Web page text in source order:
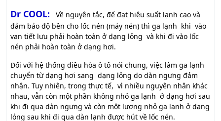
Dr COOL: Về nguyên tắc, để đạt hiệu suất lạnh cao và
đảm bảo độ bền cho lốc nén (máy nén) thì ga lạnh khi vào
van tiết lưu phải hoàn toàn ở dạng lỏng và khi đi vào lốc
nén phải hoàn toàn ở dạng hơi.
Đối với hệ thống điều hòa ô tô nói chung, việc làm ga lạnh
chuyển từ dạng hơi sang dạng lỏng do dàn ngưng đảm
nhận. Tuy nhiên, trong thực tế, vì nhiều nguyên nhân khác
nhau, vẫn còn một phần không nhỏ ga lạnh ở dạng hơi sau
khi đi qua dàn ngưng và còn một lượng nhỏ ga lạnh ở dạng
lỏng sau khi đi qua dàn lạnh được hút về lốc nén.